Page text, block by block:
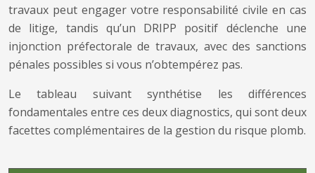
travaux peut engager votre responsabilité civile en cas
de litige, tandis qu’un DRIPP positif déclenche une
injonction préfectorale de travaux, avec des sanctions
pénales possibles si vous n’obtempérez pas.
Le tableau suivant synthétise les différences
fondamentales entre ces deux diagnostics, qui sont deux
facettes complémentaires de la gestion du risque plomb.